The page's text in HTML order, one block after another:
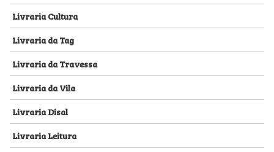
Livraria Cultura
Livraria da Tag
Livraria da Travessa
Livraria da Vila
Livraria Disal
Livraria Leitura